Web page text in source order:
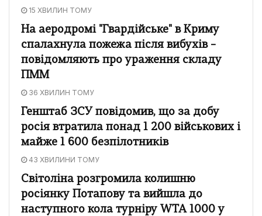
15 ХВИЛИН ТОМУ
На аеродромі "Гвардійське" в Криму
спалахнула пожежа після вибухів –
повідомляють про ураження складу
ПММ
36 ХВИЛИН ТОМУ
Генштаб ЗСУ повідомив, що за добу
росія втратила понад 1 200 військових і
майже 1 600 безпілотників
43 ХВИЛИНИ ТОМУ
Світоліна розгромила колишню
росіянку Потапову та вийшла до
наступного кола турніру WTA 1000 у